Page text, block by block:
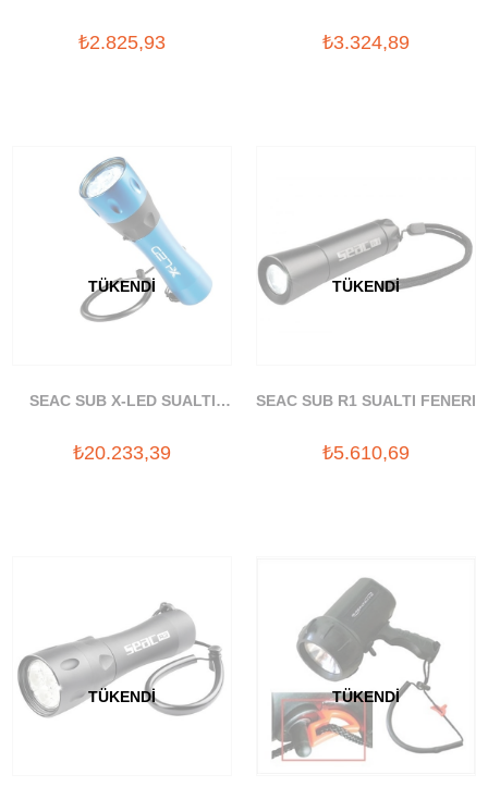
₺2.825,93 ₺3.324,89
TÜKENDI
SEAC SUB X-LED SUALTI
₺20.233,39
TÜKENDI
SEAC SUB R1 SUALTI FENERI
₺5.610,69
TÜKENDI TÜKENDI